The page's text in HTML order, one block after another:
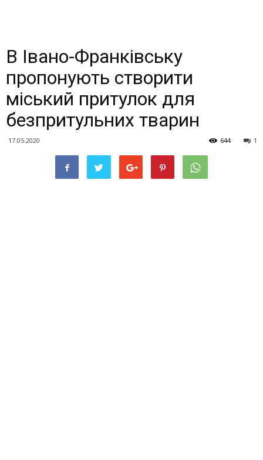
В Івано-Франківську
пропонують створити
міський притулок для
безпритульних тварин
17.05.2020 1
644